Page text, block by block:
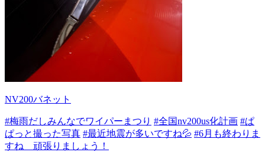
NV200バネット
#梅雨だしみんなでワイパーまつり #全国nv200us化計画 #ぱ
ぱっと撮った写真 #最近地震が多いですね💦 #6月も終わりま
すね 頑張りましょう！